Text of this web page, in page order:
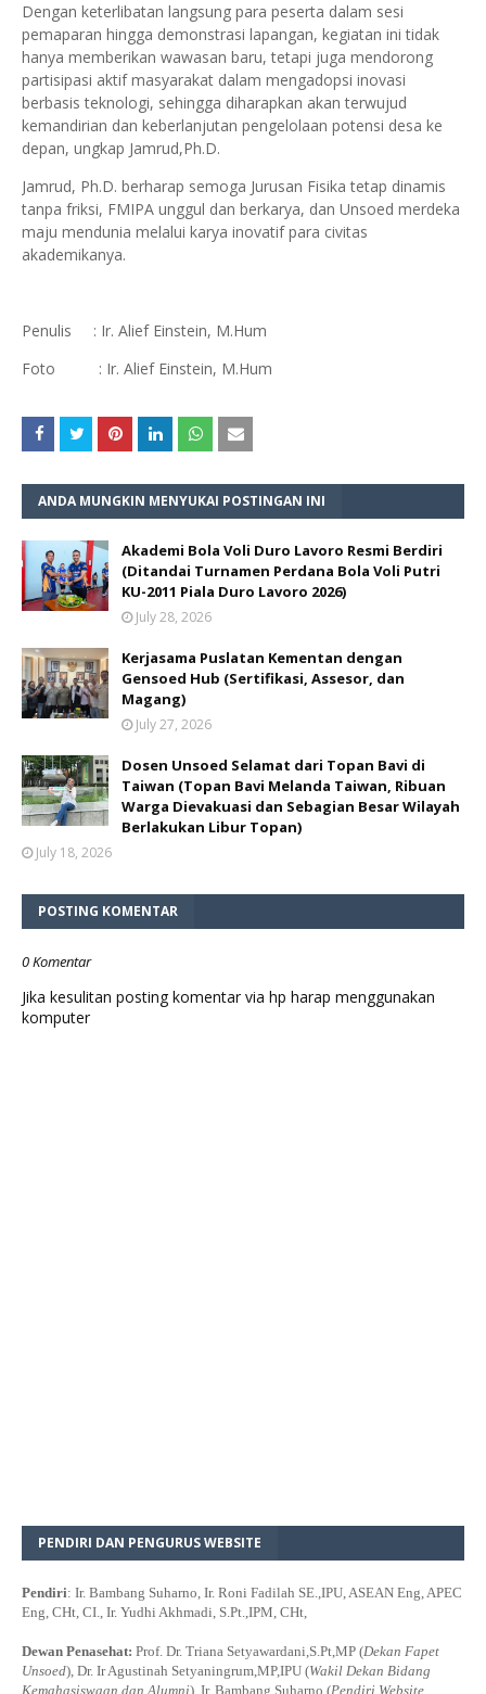
Dengan keterlibatan langsung para peserta dalam sesi
pemaparan hingga demonstrasi lapangan, kegiatan ini tidak
hanya memberikan wawasan baru, tetapi juga mendorong
partisipasi aktif masyarakat dalam mengadopsi inovasi
berbasis teknologi, sehingga diharapkan akan terwujud
kemandirian dan keberlanjutan pengelolaan potensi desa ke
depan, ungkap Jamrud,Ph.D.
Jamrud, Ph.D. berharap semoga Jurusan Fisika tetap dinamis
tanpa friksi, FMIPA unggul dan berkarya, dan Unsoed merdeka
maju mendunia melalui karya inovatif para civitas
akademikanya.
Penulis : Ir. Alief Einstein, M.Hum
Foto : Ir. Alief Einstein, M.Hum
ANDA MUNGKIN MENYUKAI POSTINGAN INI
Akademi Bola Voli Duro Lavoro Resmi Berdiri
(Ditandai Turnamen Perdana Bola Voli Putri
KU-2011 Piala Duro Lavoro 2026)
July 28, 2026
Kerjasama Puslatan Kementan dengan
Gensoed Hub (Sertifikasi, Assesor, dan
Magang)
July 27, 2026
Dosen Unsoed Selamat dari Topan Bavi di
Taiwan (Topan Bavi Melanda Taiwan, Ribuan
Warga Dievakuasi dan Sebagian Besar Wilayah
Berlakukan Libur Topan)
July 18, 2026
POSTING KOMENTAR
0 Komentar
Jika kesulitan posting komentar via hp harap menggunakan
komputer
PENDIRI DAN PENGURUS WEBSITE
Pendiri: Ir. Bambang Suharno, Ir. Roni Fadilah SE.,IPU, ASEAN Eng, APEC
Eng, CHt, CI., Ir. Yudhi Akhmadi, S.Pt.,IPM, CHt,
Dewan Penasehat: Prof. Dr. Triana Setyawardani,S.Pt,MP (Dekan Fapet
Unsoed), Dr. Ir Agustinah Setyaningrum,MP,IPU (Wakil Dekan Bidang
Kemahasiswaan dan Alumni), Ir. Bambang Suharno (Pendiri Website